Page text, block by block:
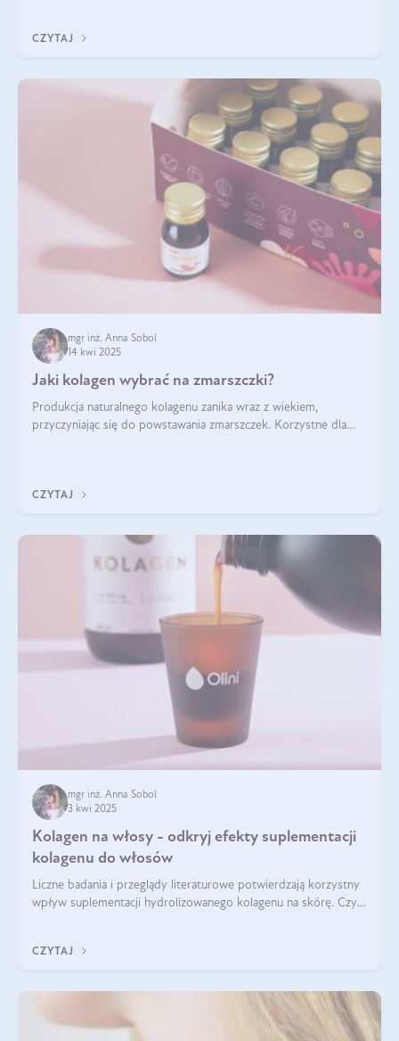
CZYTAJ
mgr inż. Anna Sobol
14 kwi 2025
Jaki kolagen wybrać na zmarszczki?
Produkcja naturalnego kolagenu zanika wraz z wiekiem,
przyczyniając się do powstawania zmarszczek. Korzystne dla
CZYTAJ
mgr inż. Anna Sobol
3 kwi 2025
Kolagen na włosy - odkryj efekty suplementacji
kolagenu do włosów
Liczne badania i przeglądy literaturowe potwierdzają korzystny
wpływ suplementacji hydrolizowanego kolagenu na skórę. Czy
CZYTAJ